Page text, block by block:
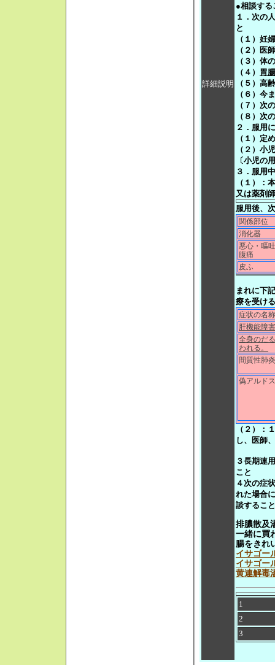
詳細説明
●相談する
１．次の
と
（１）妊
（２）医
（３）体
（４） 胃
（５）高
（６）今
（７）
（８）
２．服用
（１）定
（２）小
〔小児の
３．服用
（１）：
又は薬剤
服用後、
関係部位
消化器
悪心・嘔
腹痛
皮ふ
まれに下
療を受け
症状の名称
肝機能障害
全身のだ
われる。
間質性肺炎
偽アルド
（２）：
し、医師
３長期連
こと
４次の症
れた場合
談すること
排膿散及
一緒に買
腸をきれ
イサゴー
イサゴー
黄連解毒
1
2
3